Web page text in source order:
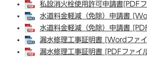
私設消火栓使用許可申請書[PDF
水道料金軽減（免除）申請書
水道料金軽減（免除）申請書
漏水修理工事証明書 [Wordファ
漏水修理工事証明書 [PDFファイ